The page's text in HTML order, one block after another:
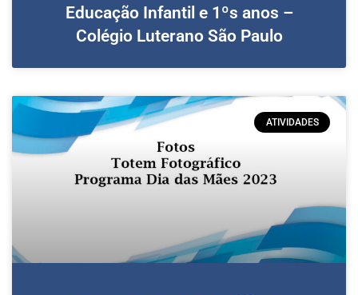
Educação Infantil e 1ºs anos –
Colégio Luterano São Paulo
ATIVIDADES